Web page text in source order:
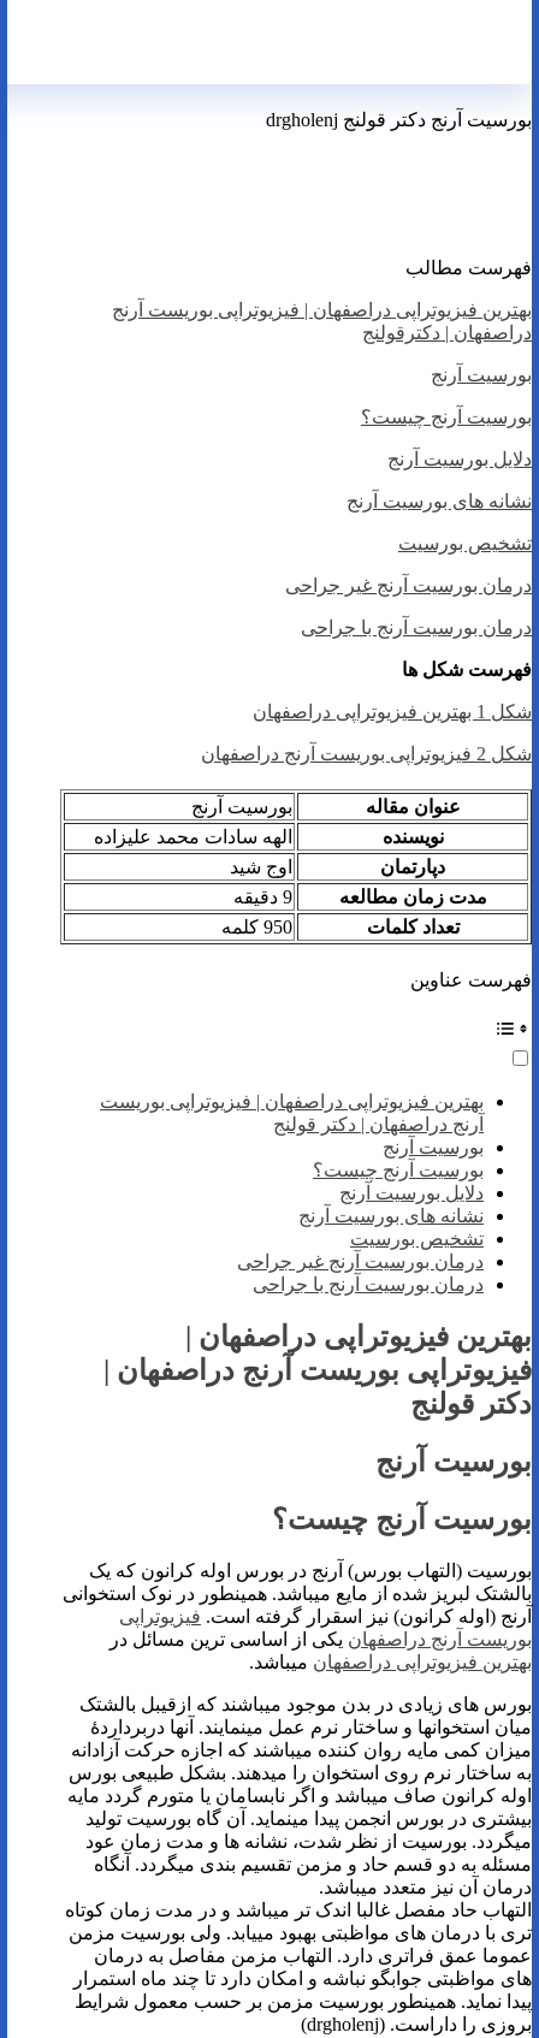
بورسیت آرنج دکتر قولنج drgholenj
فهرست مطالب
بهترین فیزیوتراپی دراصفهان | فیزیوتراپی بوریست آرنج
دراصفهان |‌ دکترقولنج
بورسیت آرنج
بورسیت آرنج چیست؟
دلایل بورسیت آرنج
نشانه های بورسیت آرنج
تشخیص بورسیت
درمان بورسیت آرنج غیر جراحی
درمان بورسیت آرنج با جراحی
فهرست شکل ها
شکل 1 بهترین فیزیوتراپی دراصفهان
شکل 2 فیزیوتراپی بوریست آرنج دراصفهان
عنوان مقاله
بورسیت آرنج
نویسنده
الهه سادات محمد علیزاده
دپارتمان
اوج شید
مدت زمان مطالعه
9 دقیقه
تعداد کلمات
950 کلمه
فهرست عناوین
بهترین فیزیوتراپی دراصفهان | فیزیوتراپی بوریست
آرنج دراصفهان |‌ دکتر قولنج
بورسیت آرنج
بورسیت آرنج چیست؟
دلایل بورسیت آرنج
نشانه های بورسیت آرنج
تشخیص بورسیت
درمان بورسیت آرنج غیر جراحی
درمان بورسیت آرنج با جراحی
بهترین فیزیوتراپی دراصفهان |
فیزیوتراپی بوریست آرنج دراصفهان |‌
دکتر قولنج
بورسیت آرنج
بورسیت آرنج چیست؟
بورسیت (التهاب بورس) آرنج در بورس اوله کرانون که یک
بالشتک لبریز شده از مایع میباشد. همینطور در نوک استخوانی
آرنج (اوله کرانون) نیز اسقرار گرفته است. فیزیوتراپی
بوریست آرنج دراصفهان یکی از اساسی ترین مسائل در
بهترین فیزیوتراپی دراصفهان میباشد.
بورس های زیادی در بدن موجود میباشند که ازقیبل بالشتک
میان استخوانها و ساختار نرم عمل مینمایند. آنها دربرداردۀ
میزان کمی مایه روان کننده میباشند که اجازه حرکت آزادانه
به ساختار نرم روی استخوان را میدهند. بشکل طبیعی بورس
اوله کرانون صاف میباشد و اگر نابسامان یا متورم گردد مایه
بیشتری در بورس انجمن پیدا مینماید. آن گاه بورسیت تولید
میگردد. بورسیت از نظر شدت، نشانه ها و مدت زمان عود
مسئله به دو قسم حاد و مزمن تقسیم بندی میگردد. آنگاه
درمان آن نیز متعدد میباشد.
التهاب حاد مفصل غالبا اندک تر میباشد و در مدت زمان کوتاه
تری با درمان های مواظبتی بهبود مییابد. ولی بورسیت مزمن
عموما عمق فراتری دارد. التهاب مزمن مفاصل به درمان
های مواظبتی جوابگو نباشه و امکان دارد تا چند ماه استمرار
پیدا نماید. همینطور بورسیت مزمن بر حسب معمول شرایط
بروزی را داراست. (drgholenj)